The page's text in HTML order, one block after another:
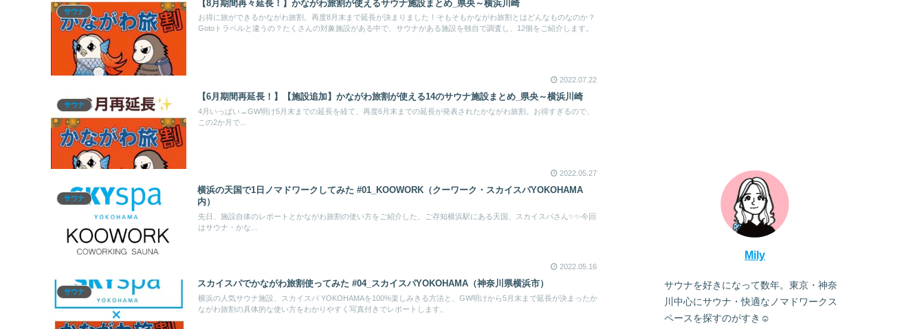
サウナ
【8月期間再々延長！】かながわ旅割が使えるサウナ施設まとめ_県央～横浜川崎
お得に旅ができるかながわ旅割。再度8月末まで延長が決まりました！そもそもかながわ旅割とはどんなものなのか？
Gotoトラベルと違うの？たくさんの対象施設がある中で、サウナがある施設を独自で調査し、12個をご紹介します。
2022.07.22
サウナ
【6月期間再延長！】【施設追加】かながわ旅割が使える14のサウナ施設まとめ_県央～横浜川崎
4月いっぱい→GW明け5月末までの延長を経て、再度6月末までの延長が発表されたかながわ旅割。お得すぎるので、
この2か月で...
2022.05.27
サウナ
横浜の天国で1日ノマドワークしてみた #01_KOOWORK（クーワーク・スカイスパYOKOHAMA
内）
先日、施設自体のレポートとかながわ旅割の使い方をご紹介した、ご存知横浜駅にある天国、スカイスパさん✨✨今回
はサウナ・かな...
2022.05.16
サウナ
スカイスパでかながわ旅割使ってみた #04_スカイスパYOKOHAMA（神奈川県横浜市）
横浜の人気サウナ施設、スカイスパ YOKOHAMAを100%楽しみきる方法と、GW明けから5月末まで延長が決まったか
ながわ旅割の具体的な使い方をわかりやすく写真付きでレポートします。
Mily
サウナを好きになって数年。東京・神奈
川中心にサウナ・快適なノマドワークス
ペースを探すのがすき☺